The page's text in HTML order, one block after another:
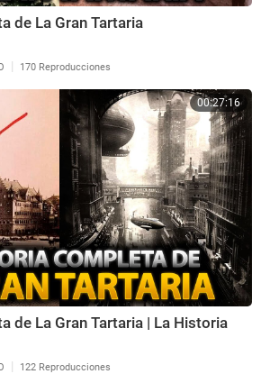
de La Gran Tartaria
| 170 Reproducciones
00:27:16
de La Gran Tartaria | La Historia
| 122 Reproducciones